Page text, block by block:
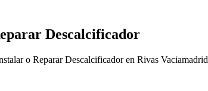
Descalcificador
o Reparar Descalcificador en Rivas Vaciamadrid